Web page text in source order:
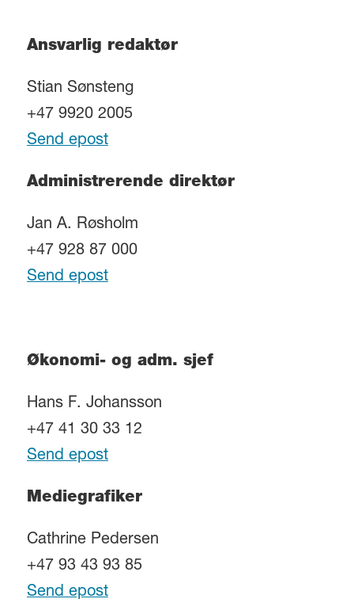
Ansvarlig redaktør
Stian Sønsteng
+47 9920 2005
Send epost
Administrerende direktør
Jan A. Røsholm
+47 928 87 000
Send epost
Økonomi- og adm. sjef
Hans F. Johansson
+47 41 30 33 12
Send epost
Mediegrafiker
Cathrine Pedersen
+47 93 43 93 85
Send epost